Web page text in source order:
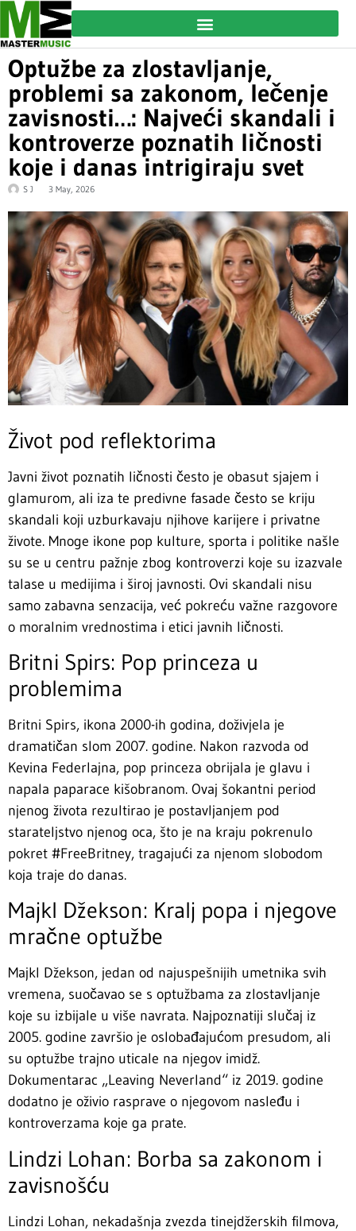
Optužbe za zlostavljanje,
problemi sa zakonom, lečenje
zavisnosti…: Najveći skandali i
kontroverze poznatih ličnosti
koje i danas intrigiraju svet
S J 3 May, 2026
Život pod reflektorima
Javni život poznatih ličnosti često je obasut sjajem i
glamurom, ali iza te predivne fasade često se kriju
skandali koji uzburkavaju njihove karijere i privatne
živote. Mnoge ikone pop kulture, sporta i politike našle
su se u centru pažnje zbog kontroverzi koje su izazvale
talase u medijima i široj javnosti. Ovi skandali nisu
samo zabavna senzacija, već pokreću važne razgovore
o moralnim vrednostima i etici javnih ličnosti.
Britni Spirs: Pop princeza u
problemima
Britni Spirs, ikona 2000-ih godina, doživjela je
dramatičan slom 2007. godine. Nakon razvoda od
Kevina Federlajna, pop princeza obrijala je glavu i
napala paparace kišobranom. Ovaj šokantni period
njenog života rezultirao je postavljanjem pod
starateljstvo njenog oca, što je na kraju pokrenulo
pokret #FreeBritney, tragajući za njenom slobodom
koja traje do danas.
Majkl Džekson: Kralj popa i njegove
mračne optužbe
Majkl Džekson, jedan od najuspešnijih umetnika svih
vremena, suočavao se s optužbama za zlostavljanje
koje su izbijale u više navrata. Najpoznatiji slučaj iz
2005. godine završio je oslobađajućom presudom, ali
su optužbe trajno uticale na njegov imidž.
Dokumentarac „Leaving Neverland“ iz 2019. godine
dodatno je oživio rasprave o njegovom nasleđu i
kontroverzama koje ga prate.
Lindzi Lohan: Borba sa zakonom i
zavisnošću
Lindzi Lohan, nekadašnja zvezda tinejdžerskih filmova,